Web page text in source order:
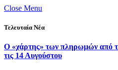
Close Menu
Τελευταία Νέα
Ο «χάρτης» των πληρωμών από
τις 14 Αυγούστου